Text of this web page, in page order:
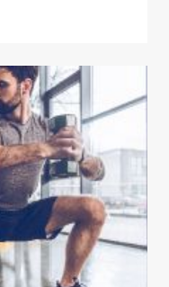
Educației și Ministerul
School
SFNY
obții o certificare
unei școli cu tradiție în
construit
și experiența reală.